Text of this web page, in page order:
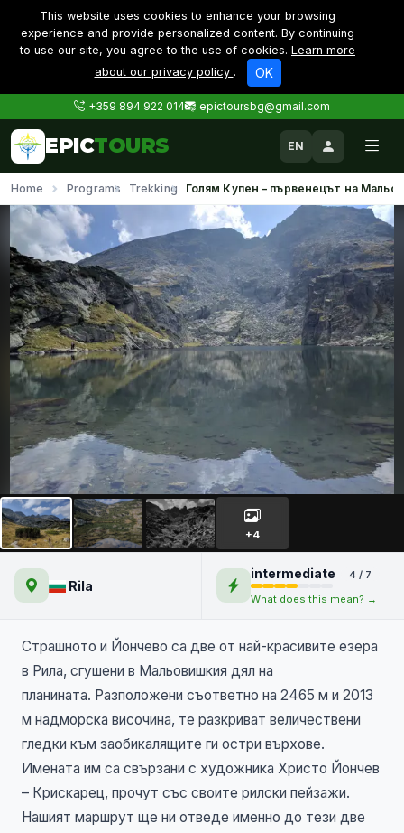
This website uses cookies to enhance your browsing
experience and provide personalized content. By continuing
to use our site, you agree to the use of cookies. Learn more
about our privacy policy . OK
+359 894 922 014 epictoursbg@gmail.com
EPICTOURS EN
Home Programs Trekking Голям Купен – първенецът на
Голям Купен – първенецът
на Мальовишкия дял,
Страшното и Йончево езеро
+4
Rila
intermediate
4 / 7
What does this mean? →
Страшното и Йончево са две от най-красивите езера
в Рила, сгушени в Мальовишкия дял на
планината. Разположени съответно на 2465 м и 2013
м надморска височина, те разкриват величествени
гледки към заобикалящите ги остри върхове.
Имената им са свързани с художника Христо Йончев
– Крискарец, прочут със своите рилски пейзажи.
Нашият маршрут ще ни отведе именно до тези две